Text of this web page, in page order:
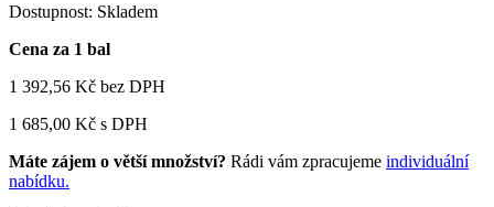
Dostupnost: Skladem
Cena za 1 bal
1 392,56 Kč bez DPH
1 685,00 Kč s DPH
Máte zájem o větší množství? Rádi vám zpracujeme individuální
nabídku.